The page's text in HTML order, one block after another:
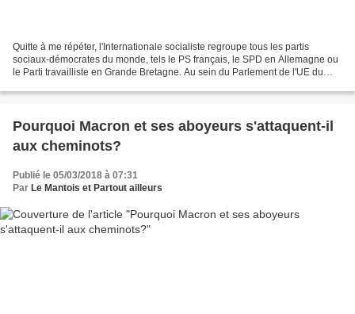
Quitte à me répéter, l'Internationale socialiste regroupe tous les partis
sociaux-démocrates du monde, tels le PS français, le SPD en Allemagne ou
le Parti travailliste en Grande Bretagne. Au sein du Parlement de l'UE du
Pourquoi Macron et ses aboyeurs s'attaquent-il
aux cheminots?
Publié le 05/03/2018 à 07:31
Par Le Mantois et Partout ailleurs